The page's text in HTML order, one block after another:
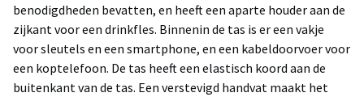
benodigdheden bevatten, en heeft een aparte houder aan de
zijkant voor een drinkfles. Binnenin de tas is er een vakje
voor sleutels en een smartphone, en een kabeldoorvoer voor
een koptelefoon. De tas heeft een elastisch koord aan de
buitenkant van de tas. Een verstevigd handvat maakt het